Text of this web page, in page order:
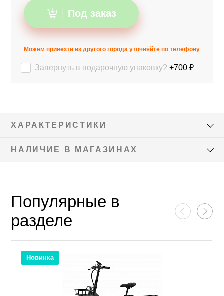
Под заказ
Можем привезти из другого города уточняйте по телефону
Завернуть в подарочную упаковку? +700 ₽
ХАРАКТЕРИСТИКИ
НАЛИЧИЕ В МАГАЗИНАХ
Популярные в
разделе
Новинка